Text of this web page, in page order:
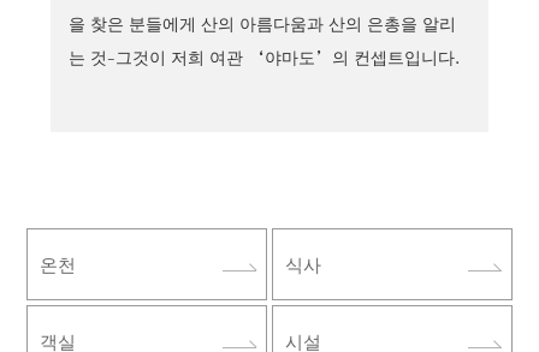
을 찾은 분들에게 산의 아름다움과 산의 은총을 알리
는 것-그것이 저희 여관 ‘야마도’의 컨셉트입니다.
온천 식사
객실 시설